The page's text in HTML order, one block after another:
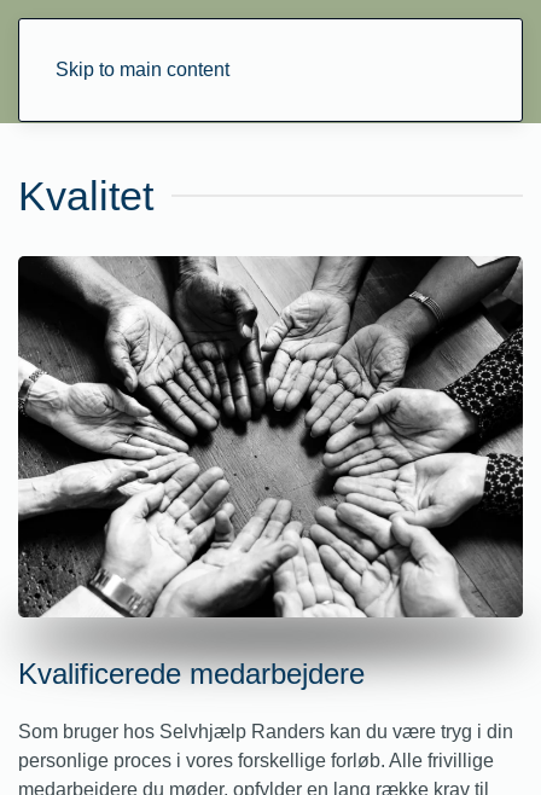
Skip to main content
Kvalitet
Kvalificerede medarbejdere
Som bruger hos Selvhjælp Randers kan du være tryg i din
personlige proces i vores forskellige forløb. Alle frivillige
medarbejdere du møder, opfylder en lang række krav til